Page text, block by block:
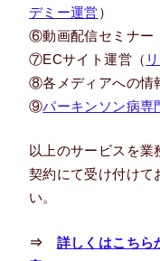
デミー運営）
⑥動画配信セミナー
⑦ECサイト運営（
⑧各メディアへの情
⑨パーキンソン病専
以上のサービスを業
契約にて受け付けて
い。
⇒ 詳しくはこちら